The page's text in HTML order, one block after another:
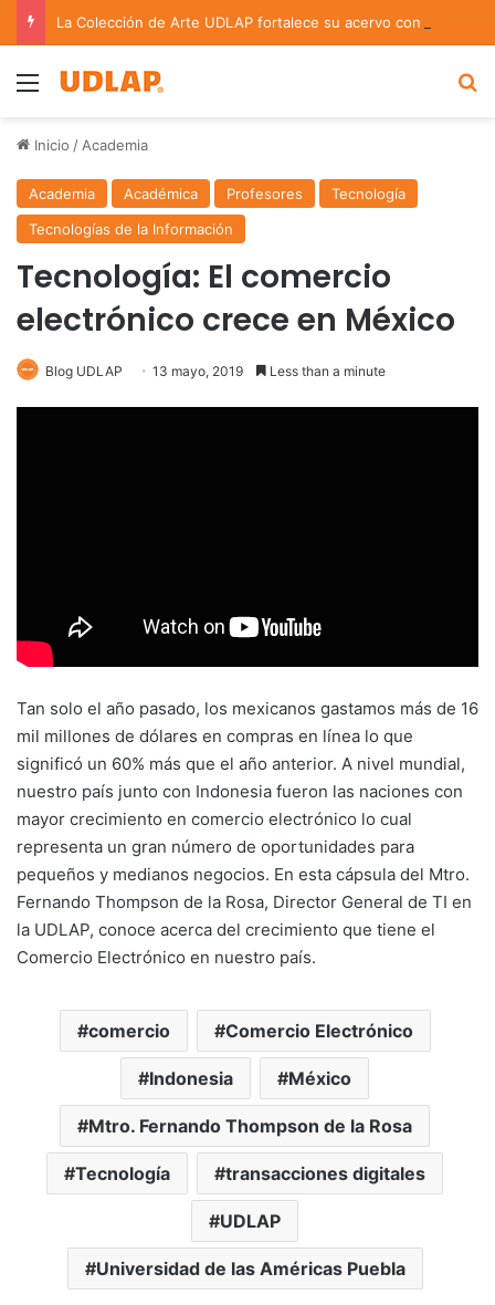
Menu
Inicio / Academia
Academia Académica Profesores
Tecnología
Tecnologías de la Información
Tecnología: El comercio
electrónico crece en México
Blog UDLAP 13 mayo, 2019 Less than a minute
Tan solo el año pasado, los mexicanos gastamos más de 16
mil millones de dólares en compras en línea lo que
significó un 60% más que el año anterior. A nivel mundial,
nuestro país junto con Indonesia fueron las naciones con
mayor crecimiento en comercio electrónico lo cual
representa un gran número de oportunidades para
pequeños y medianos negocios. En esta cápsula del Mtro.
Fernando Thompson de la Rosa, Director General de TI en
la UDLAP, conoce acerca del crecimiento que tiene el
Comercio Electrónico en nuestro país.
comercio Comercio Electrónico
Indonesia México
Mtro. Fernando Thompson de la Rosa
Tecnología transacciones digitales
UDLAP
Universidad de las Américas Puebla